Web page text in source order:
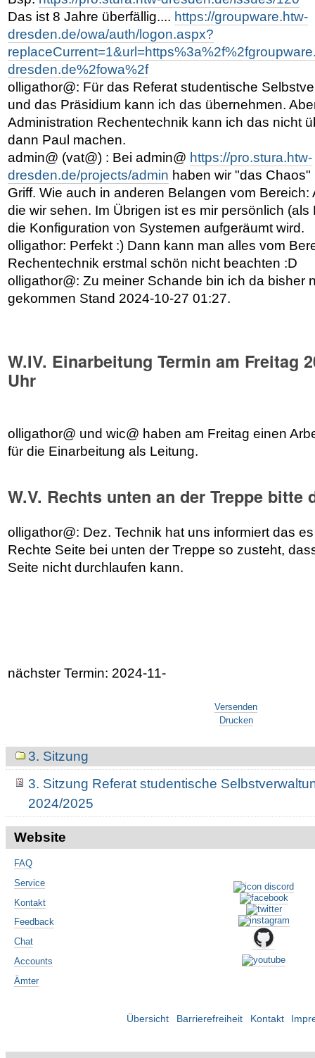
Das ist 8 Jahre überfällig.... https://groupware.htw-
dresden.de/owa/auth/logon.aspx?
dresden.de%2fowa%2f
olligathor@: Für das Referat studentische
und das Präsidium kann ich das übernehmen.
Administration Rechentechnik kann ich das nicht
dann Paul machen.
admin@ (vat@) : Bei admin@ https://pro.stura.htw-
dresden.de/projects/admin haben wir "das
Griff. Wie auch in anderen Belangen vom Bereich:
die wir sehen. Im Übrigen ist es mir persönlich
die Konfiguration von Systemen aufgeräumt wird.
olligathor: Perfekt :) Dann kann man alles vom
Rechentechnik erstmal schön nicht beachten :D
olligathor@: Zu meiner Schande bin ich da bisher
gekommen Stand 2024-10-27 01:27.
W.IV. Einarbeitung Termin am Freitag
Uhr
olligathor@ und wic@ haben am Freitag einen
für die Einarbeitung als Leitung.
W.V. Rechts unten an der Treppe
olligathor@: Dez. Technik hat uns informiert das
Rechte Seite bei unten der Treppe so zusteht,
Seite nicht durchlaufen kann.
nächster Termin: 2024-11-
Versenden
Drucken
Navigation3. Sitzung
3. Sitzung Referat studentische
2024/2025
Website
FAQ
Service
Kontakt
Feedback
Chat
Accounts
Ämter
Übersicht Barrierefreiheit Kontakt